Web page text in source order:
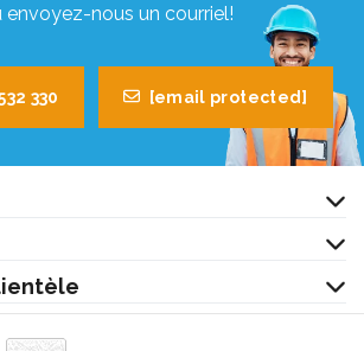
nous un courriel!
330 [email protected]